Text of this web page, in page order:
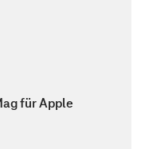
für Apple